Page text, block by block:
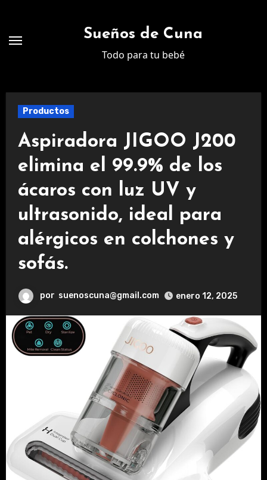
contenido
Sueños de Cuna
Todo para tu bebé
Productos
Aspiradora JIGOO J200
elimina el 99.9% de los
ácaros con luz UV y
ultrasonido, ideal para
alérgicos en colchones y
sofás.
por suenoscuna@gmail.com enero 12, 2025